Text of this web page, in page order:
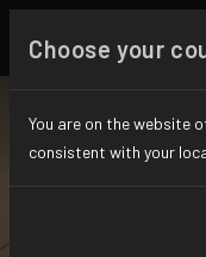
Choose your
You are on the website
consistent with your